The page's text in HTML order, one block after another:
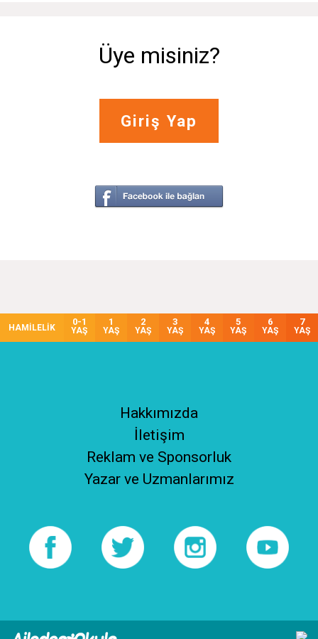
Üye misiniz?
Giriş Yap
HAMİLELİK
0-1
YAŞ
1
YAŞ
2
YAŞ
3
YAŞ
4
YAŞ
5
YAŞ
6
YAŞ
7
YAŞ
Hakkımızda
İletişim
Reklam ve Sponsorluk
Yazar ve Uzmanlarımız